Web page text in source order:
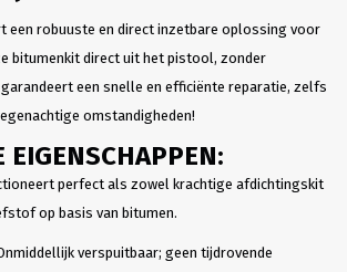
een robuuste en direct inzetbare oplossing voor
bitumenkit direct uit het pistool, zonder
een snelle en efficiënte reparatie, zelfs
omstandigheden!
EIGENSCHAPPEN:
perfect als zowel krachtige afdichtingskit
op basis van bitumen.
verspuitbaar; geen tijdrovende